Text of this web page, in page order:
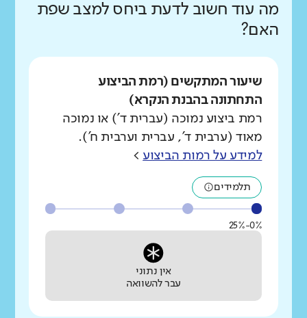
מה עוד חשוב לדעת ביחס למצב שפת
האם?
שיעור המתקשים (רמת הביצוע
התחתונה בהבנת הנקרא)
רמת ביצוע נמוכה (עברית ד') או נמוכה
מאוד (ערבית ד', עברית וערבית ח').
למידע על רמות הביצוע >
תלמידים
0%-25%
אין נתוני
עבר להשוואה